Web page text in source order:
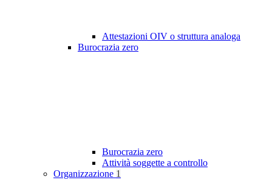
Attestazioni OIV o struttura analoga
Burocrazia zero
Burocrazia zero
Attività soggette a controllo
Organizzazione 1